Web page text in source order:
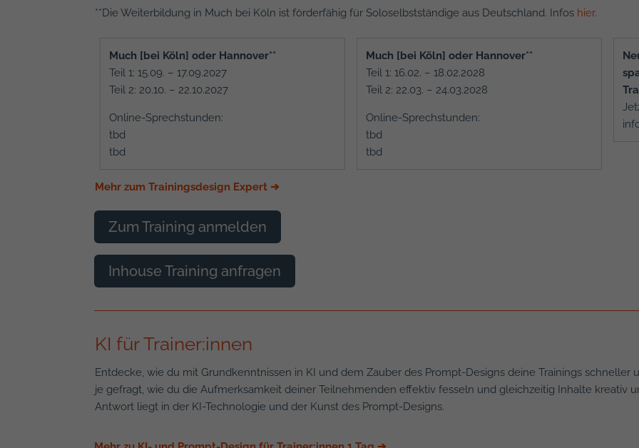
**Die Weiterbildung in Much bei Köln ist förderfähig für Soloselbstständige aus Deutschland. Infos hier.
Much [bei Köln] oder Hannover**
Teil 1: 15.09. – 17.09.2027
Teil 2: 20.10. – 22.10.2027
Online-Sprechstunden:
tbd
tbd
Much [bei Köln] oder Hannover**
Teil 1: 16.02. – 18.02.2028
Teil 2: 22.03. – 24.03.2028
Online-Sprechstunden:
tbd
tbd
Mehr zum Trainingsdesign Expert ➔
Zum Training anmelden
Inhouse Training anfragen
KI für Trainer:innen
Entdecke, wie du mit Grundkenntnissen in KI und dem Zauber des Prompt-Designs deine Trainings schneller
je gefragt, wie du die Aufmerksamkeit deiner Teilnehmenden effektiv fesseln und gleichzeitig Inhalte kreativ
Antwort liegt in der KI-Technologie und der Kunst des Prompt-Designs.